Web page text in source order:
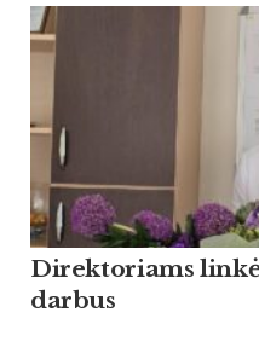
Direktoriams
darbus